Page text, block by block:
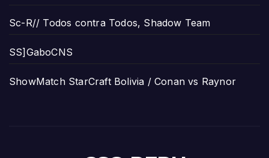
Sc-R// Todos contra Todos, Shadow Team
SS]GaboCNS
ShowMatch StarCraft Bolivia / Conan vs Raynor